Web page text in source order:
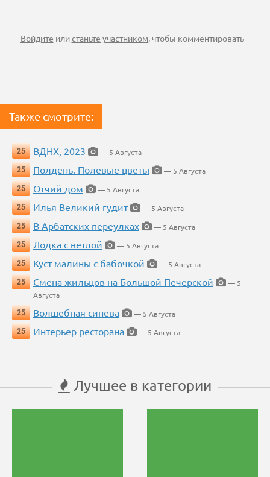
Войдите илистаньте участником, чтобы комментировать
Также смотрите:
25 ВДНХ, 2023
— 5 Августа
25
Полдень. Полевые цветы
— 5 Августа
25
Отчий дом
— 5 Августа
25
Илья Великий гудит
— 5 Августа
25
В Арбатских переулках
— 5 Августа
25
Лодка с ветлой
— 5 Августа
25
Куст малины с бабочкой
— 5 Августа
25
Смена жильцов на Большой Печерской
— 5
Августа
25
Волшебная синева
— 5 Августа
25
Интерьер ресторана — 5 Августа
Лучшее в категории